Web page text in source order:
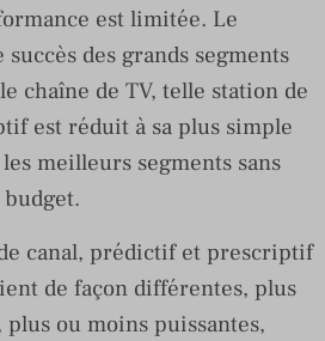
est limitée. Le
des grands segments
chaîne de TV, telle station de
est réduit à sa plus simple
meilleurs segments sans
canal, prédictif et prescriptif
de façon différentes, plus
ou moins puissantes,